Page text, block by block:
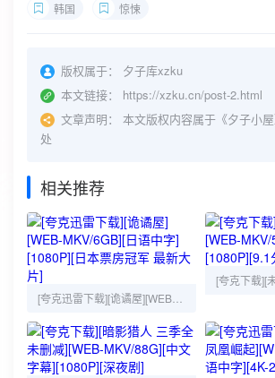
韩国 惊悚
版权属于：
夕子库xzku
本文链接：
https://xzku.cn/post-2.html
文章声明：
本文版权内容属于《夕子小
处
相关推荐